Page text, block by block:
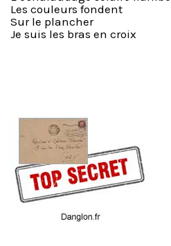
Les couleurs fondent
Sur le plancher
Je suis les bras en croix